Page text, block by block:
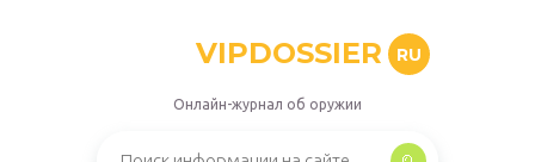
VIPDOSSIER RU
Онлайн-журнал об оружии